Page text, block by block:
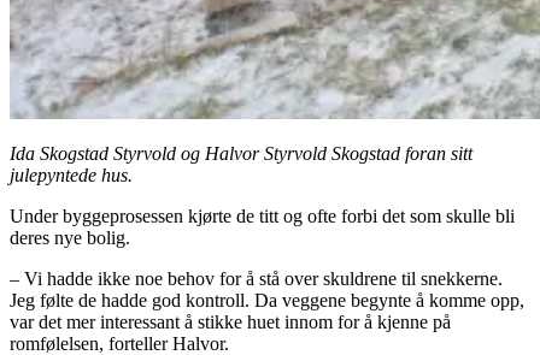
Ida Skogstad Styrvold og Halvor Styrvold Skogstad foran sitt
julepyntede hus.
Under byggeprosessen kjørte de titt og ofte forbi det som skulle bli
deres nye bolig.
– Vi hadde ikke noe behov for å stå over skuldrene til snekkerne.
Jeg følte de hadde god kontroll. Da veggene begynte å komme opp,
var det mer interessant å stikke huet innom for å kjenne på
romfølelsen, forteller Halvor.